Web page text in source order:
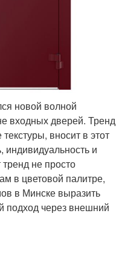
новой волной
входных дверей. Тренд
вносит в этот
индивидуальность и
не просто
в цветовой палитре,
в Минске выразить
подход через внешний